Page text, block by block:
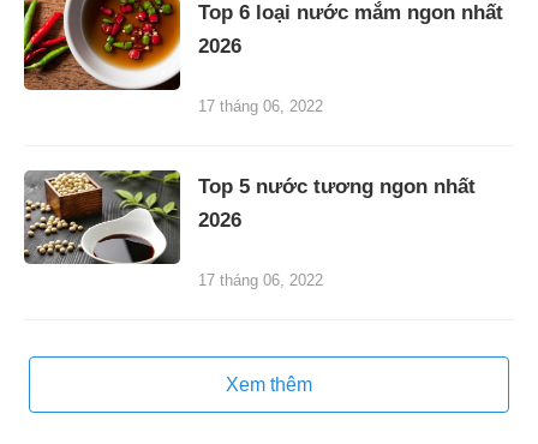
Top 6 loại nước mắm ngon nhất
2026
17 tháng 06, 2022
Top 5 nước tương ngon nhất
2026
17 tháng 06, 2022
Xem thêm